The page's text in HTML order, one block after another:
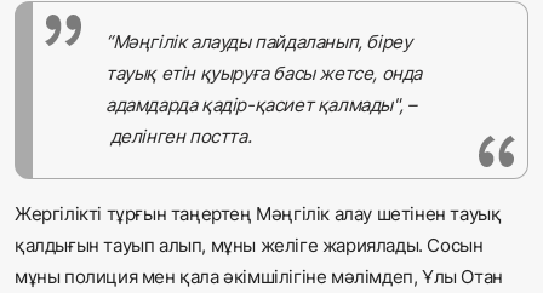
“Мәңгілік алауды пайдаланып, біреу
тауық етін қуыруға басы жетсе, онда
адамдарда қадір-қасиет қалмады", –
делінген постта.
Жергілікті тұрғын таңертең Мәңгілік алау шетінен тауық
қалдығын тауып алып, мұны желіге жариялады. Сосын
мұны полиция мен қала әкімшілігіне мәлімдеп, Ұлы Отан